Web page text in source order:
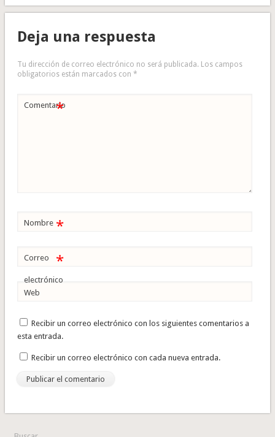
Deja una respuesta
Tu dirección de correo electrónico no será publicada. Los campos
obligatorios están marcados con *
Comentario
*
Nombre *
Correo
electrónico
*
Web
Recibir un correo electrónico con los siguientes comentarios a
esta entrada.
Recibir un correo electrónico con cada nueva entrada.